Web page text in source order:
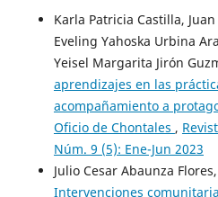
Karla Patricia Castilla,
Eveling Yahoska Urbina
Yeisel Margarita Jirón
aprendizajes en las
acompañamiento a
Oficio de Chontales ,
Núm. 9 (5): Ene-Jun 2023
Julio Cesar Abaunza
Intervenciones